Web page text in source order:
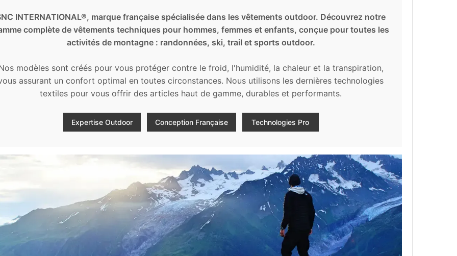
INTERNATIONAL®, marque française spécialisée dans les vêtements outdoor. Découvrez notre
complète de vêtements techniques pour hommes, femmes et enfants, conçue pour toutes les
activités de montagne : randonnées, ski, trail et sports outdoor.
modèles sont créés pour vous protéger contre le froid, l'humidité, la chaleur et la transpiration,
assurant un confort optimal en toutes circonstances. Nous utilisons les dernières technologies
textiles pour vous offrir des articles haut de gamme, durables et performants.
Expertise Outdoor Conception Française Technologies Pro